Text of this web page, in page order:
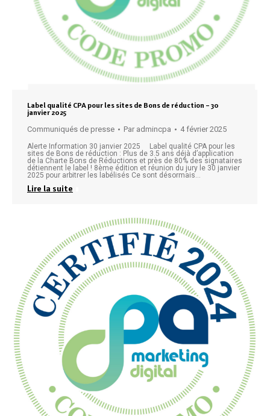
Label qualité CPA pour les sites de Bons de réduction – 30
janvier 2025
Communiqués de presse Par admincpa 4 février 2025
Alerte Information 30 janvier 2025 Label qualité CPA pour les
sites de Bons de réduction : Plus de 3.5 ans déjà d’application
de la Charte Bons de Réductions et près de 80% des signataires
détiennent le label ! 8ème édition et réunion du jury le 30 janvier
2025 pour arbitrer les labélisés Ce sont désormais…
Lire la suite